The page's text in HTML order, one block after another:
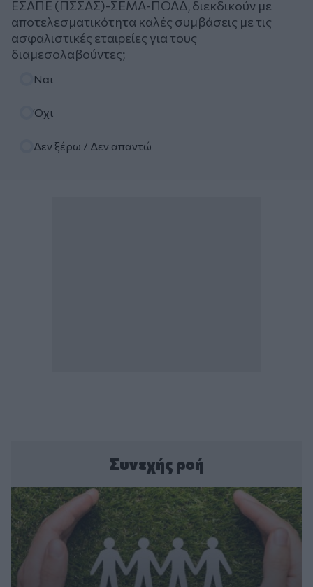
ΕΣΑΠΕ (ΠΣΣΑΣ)-ΣΕΜΑ-ΠΟΑΔ, διεκδικούν με
αποτελεσματικότητα καλές συμβάσεις με τις
ασφαλιστικές εταιρείες για τους
διαμεσολαβούντες;
Ναι
Όχι
Δεν ξέρω / Δεν απαντώ
Συνεχής ροή